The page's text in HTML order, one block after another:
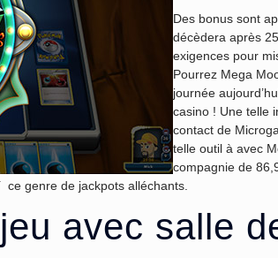
Des bonus sont
décèdera après
exigences pour
Pourrez Mega
journée
casino ! Une telle
contact de
telle outil à avec
compagnie de
genre de jackpots alléchants.
jeu avec salle